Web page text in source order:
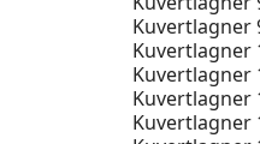
Kuvertlagner
Kuvertlagner
Kuvertlagner
Kuvertlagner
Kuvertlagner